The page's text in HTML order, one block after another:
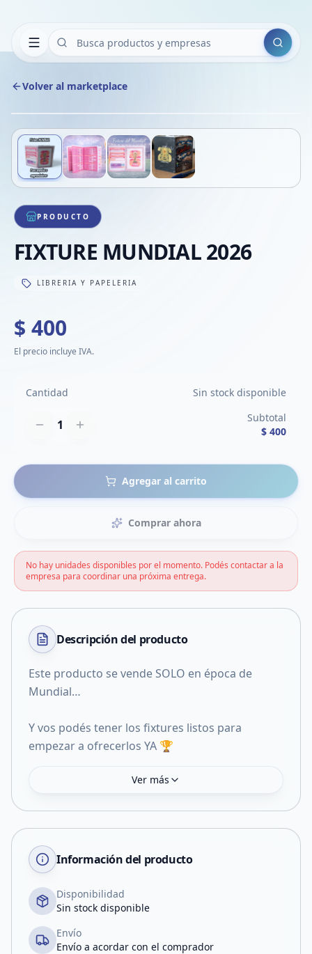
Buscar
Volver al marketplace
1/4
PRODUCTO
FIXTURE MUNDIAL 2026
LIBRERIA Y PAPELERIA
$ 400
El precio incluye IVA.
Cantidad Sin stock disponible
1
Subtotal
$ 400
Agregar al carrito
Comprar ahora
No hay unidades disponibles por el momento. Podés contactar a la
empresa para coordinar una próxima entrega.
Descripción del producto
Este producto se vende SOLO en época de
Mundial…
Y vos podés tener los fixtures listos para
empezar a ofrecerlos YA 🏆
Ver más
Información del producto
Disponibilidad
Sin stock disponible
Envío
Envío a acordar con el comprador